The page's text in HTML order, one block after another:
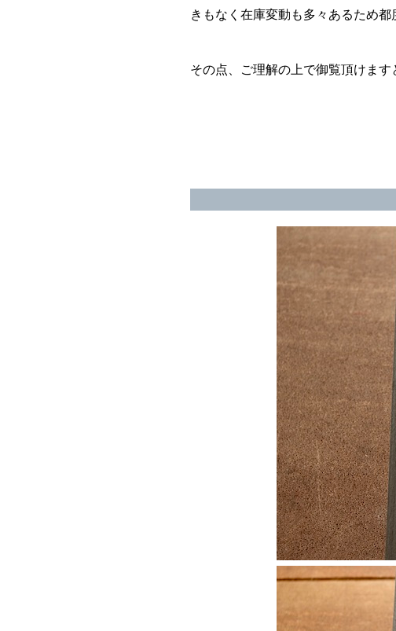
きもなく在庫変動も多々あるため都
その点、ご理解の上で御覧頂けます